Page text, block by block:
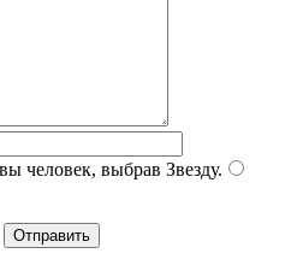
человек, выбрав Звезду.